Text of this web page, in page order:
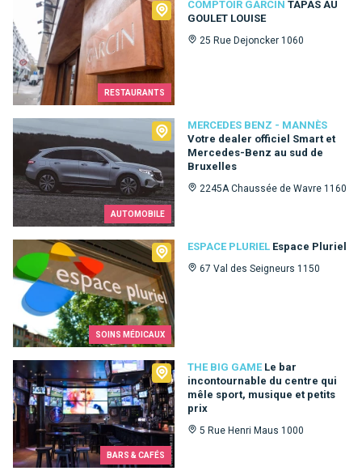
RESTAURANTS
COMPTOIR GARCIN TAPAS AU
GOULET LOUISE
25 Rue Dejoncker 1060
Comptoir Garcin
AUTOMOBILE
MERCEDES BENZ - MANNÈS
Votre dealer officiel Smart et
Mercedes-Benz au sud de
Bruxelles
2245A Chaussée de Wavre 1160
Mercedes Benz - Mannès
SOINS MÉDICAUX
ESPACE PLURIEL Espace Pluriel
67 Val des Seigneurs 1150
Espace Pluriel
BARS & CAFÉS
THE BIG GAME Le bar
incontournable du centre qui
mêle sport, musique et petits
prix
5 Rue Henri Maus 1000
The Big Game